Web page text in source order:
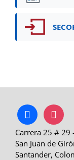
facebookinstagram
Carrera 25 # 29
San Juan de
Santander,